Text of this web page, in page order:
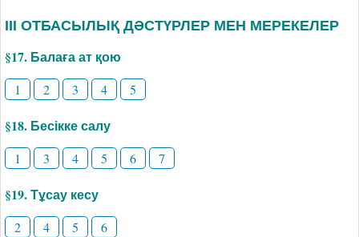
ІІІ ОТБАСЫЛЫҚ ДӘСТҮРЛЕР МЕН МЕРЕКЕЛЕР
§17. Балаға ат қою
1 2 3 4 5
§18. Бесікке салу
1 3 4 5 6 7
§19. Тұсау кесу
2 4 5 6